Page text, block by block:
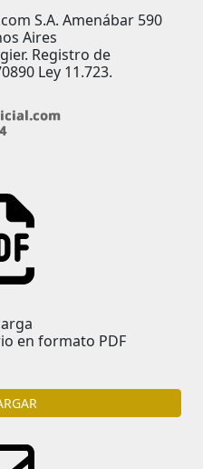
S.A. Amenábar 590
Aires
Registro de
Ley 11.723.
en formato PDF